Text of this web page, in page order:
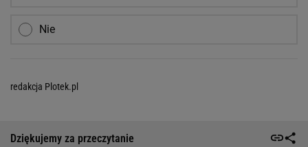
Nie
redakcja Plotek.pl
Dziękujemy za przeczytanie